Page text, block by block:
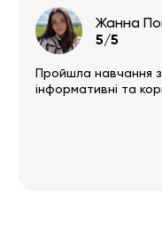
преподавателем,
пробовала.
преподавателя
картинках, и на
обновленный курс
Жанна
5/5
Пройшла навчання
інформативні та